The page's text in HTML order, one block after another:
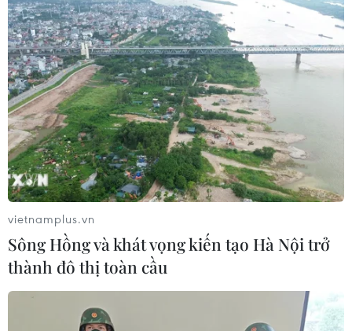
vietnamplus.vn
Sông Hồng và khát vọng kiến tạo Hà Nội trở
thành đô thị toàn cầu